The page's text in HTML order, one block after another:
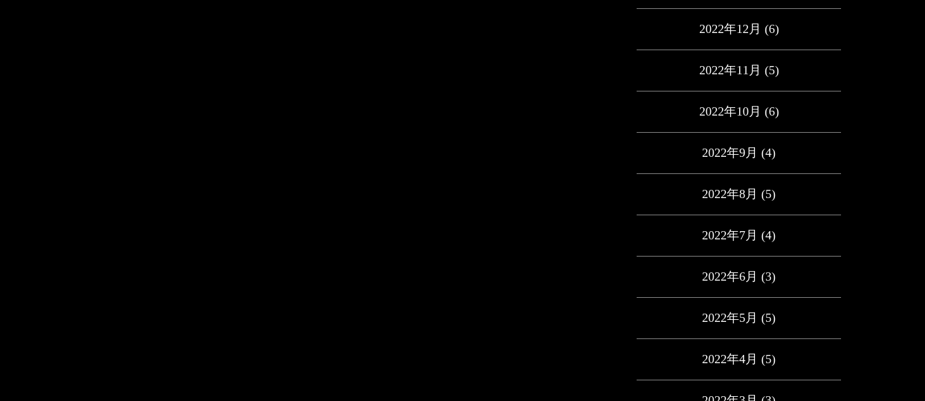
2022年12月 (6)
2022年11月 (5)
2022年10月 (6)
2022年9月 (4)
2022年8月 (5)
2022年7月 (4)
2022年6月 (3)
2022年5月 (5)
2022年4月 (5)